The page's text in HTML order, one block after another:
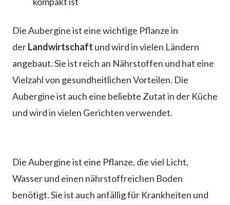
Die Aubergine ist eine wichtige Pflanze in
derLandwirtschaft und wird in vielen Ländern
angebaut. Sie ist reich an Nährstoffen und hat eine
Vielzahl von gesundheitlichen Vorteilen. Die
Aubergine ist auch eine beliebte Zutat in der Küche
und wird in vielen Gerichten verwendet.
Die Aubergine ist eine Pflanze, die viel Licht,
Wasser und einen nährstoffreichen Boden
benötigt. Sie ist auch anfällig für Krankheiten und